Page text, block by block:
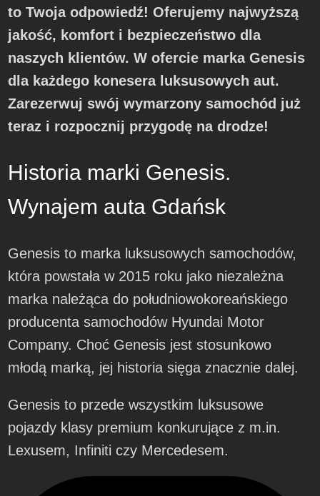
to Twoja odpowiedź! Oferujemy najwyższą
jakość, komfort i bezpieczeństwo dla
naszych klientów. W ofercie marka Genesis
dla każdego konesera luksusowych aut.
Zarezerwuj swój wymarzony samochód już
teraz i rozpocznij przygodę na drodze!
Historia marki Genesis.
Wynajem auta Gdańsk
Genesis to marka luksusowych samochodów,
która powstała w 2015 roku jako niezależna
marka należąca do południowokoreańskiego
producenta samochodów Hyundai Motor
Company. Choć Genesis jest stosunkowo
młodą marką, jej historia sięga znacznie dalej.
Genesis to przede wszystkim luksusowe
pojazdy klasy premium konkurujące z m.in.
Lexusem, Infiniti czy Mercedesem.